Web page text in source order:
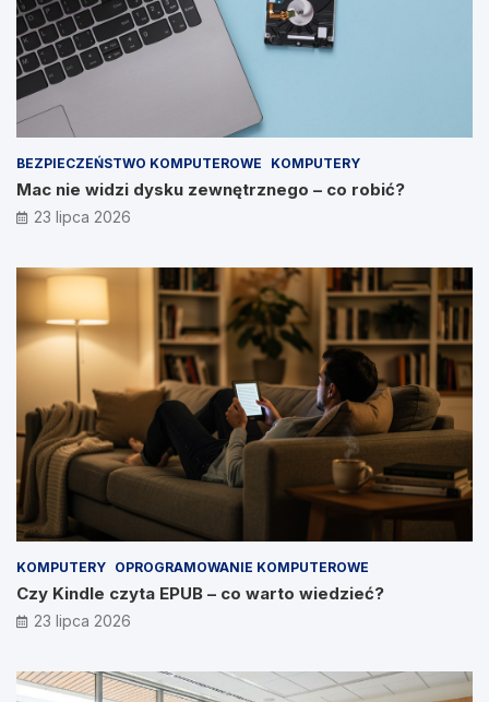
BEZPIECZEŃSTWO KOMPUTEROWE KOMPUTERY
Mac nie widzi dysku zewnętrznego – co robić?
23 lipca 2026
KOMPUTERY OPROGRAMOWANIE KOMPUTEROWE
Czy Kindle czyta EPUB – co warto wiedzieć?
23 lipca 2026